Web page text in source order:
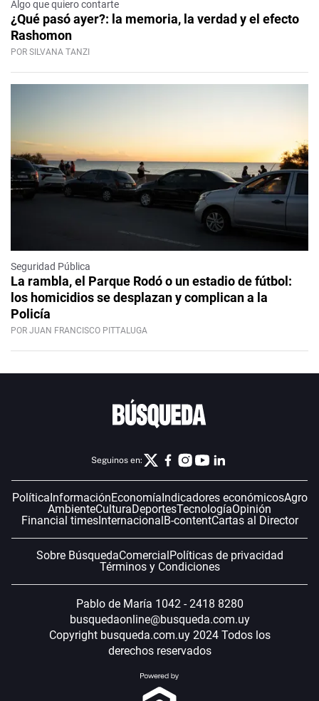
Algo que quiero contarte
¿Qué pasó ayer?: la memoria, la verdad y el efecto
Rashomon
POR SILVANA TANZI
Seguridad Pública
La rambla, el Parque Rodó o un estadio de fútbol:
los homicidios se desplazan y complican a la
Policía
POR JUAN FRANCISCO PITTALUGA
Seguinos en:
Política InformaciónEconomía Indicadores económicosAgro
AmbienteCulturaDeportesTecnologíaOpinión
Financial timesInternacional B-contentCartas al Director
Sobre BúsquedaComercial Políticas de privacidad
Términos y Condiciones
Pablo de María 1042 - 2418 8280
busquedaonline@busqueda.com.uy
Copyright busqueda.com.uy 2024 Todos los
derechos reservados